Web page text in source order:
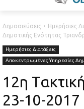
Δημοσιεύσεις Ημερήσιες
Δημοτικής Ενότητας
Ημερήσιες Διατάξεις
Αποκεντρωμένες Υπηρεσίες
12η
23-10-2017